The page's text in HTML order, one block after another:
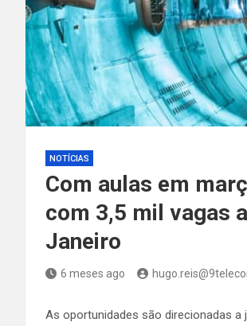
NOTÍCIAS
Com aulas em
com 3,5 mil vagas
Janeiro
6 meses ago
As oportunidades são direcionadas a